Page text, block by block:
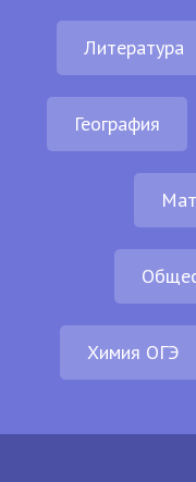
Литература
География
Химия ОГЭ